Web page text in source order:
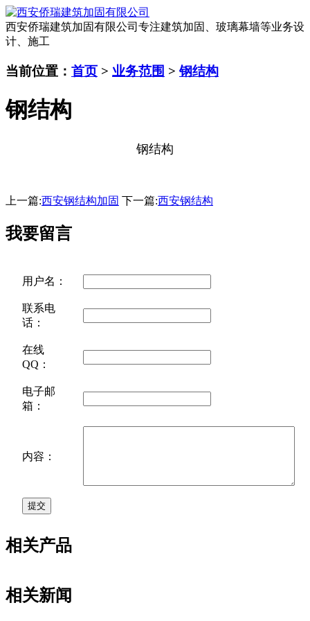
西安侨瑞建筑加固有限公司 专注建筑加固、玻璃幕墙等业务设
计、施工
当前位置： 首页 > 业务范围 >钢结构
钢结构
钢结构
上一篇:西安钢结构加固 下一篇:西安钢结构
我要留言
用户名：
联系电
话：
在线
QQ：
电子邮
箱：
内容：
相关产品
相关新闻